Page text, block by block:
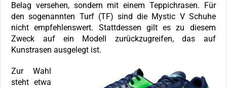
Belag versehen, sondern mit einem Teppichrasen. Für
den sogenannten Turf (TF) sind die Mystic V Schuhe
nicht empfehlenswert. Stattdessen gilt es zu diesem
Zweck auf ein Modell zurückzugreifen, das auf
Kunstrasen ausgelegt ist.
Zur Wahl
steht etwa